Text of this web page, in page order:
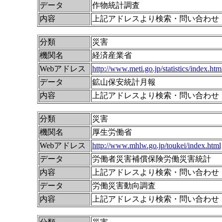
データ
作物統計調査
内容
上記アドレスより検索・問い合わせ
分類
災害
機関名
経済産業省
Webアドレス
http://www.meti.go.jp/statistics/
データ
鉱山保安統計月報
内容
上記アドレスより検索・問い合わせ
分類
災害
機関名
厚生労働省
Webアドレス
http://www.mhlw.go.jp/toukei/index.html
データ
労働者災害補償保険労働災害統計
内容
上記アドレスより検索・問い合わせ
データ
労働災害動向調査
内容
上記アドレスより検索・問い合わせ